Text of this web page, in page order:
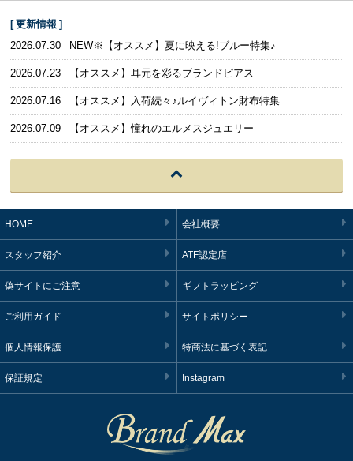
[ 更新情報 ]
2026.07.30 NEW※【オススメ】夏に映える!ブルー特集♪
2026.07.23 【オススメ】耳元を彩るブランドピアス
2026.07.16 【オススメ】入荷続々♪ルイヴィトン財布特集
2026.07.09 【オススメ】憧れのエルメスジュエリー
HOME 会社概要
スタッフ紹介 ATF認定店
偽サイトにご注意 ギフトラッピング
ご利用ガイド サイトポリシー
個人情報保護 特商法に基づく表記
保証規定 Instagram